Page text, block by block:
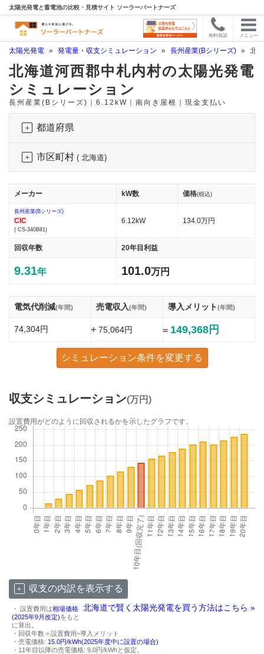
太陽光発電と蓄電池の比較・見積サイト ソーラーパートナーズ
無料相談 メニュー
太陽光発電 » 発電量・収支シミュレーション » 長州産業(Bシリーズ) » 北
北海道河西郡中札内村の太陽光発電
シミュレーション
長州産業(Bシリーズ)｜6.12kW｜南向き屋根｜現金支払い
都道府県
市区町村 ( 北海道)
メーカー kW数 価格(税込)
長州産業(Bシリーズ)
CIC
( CS-340B81)
6.12kW 134.0万円
回収年数 20年目利益
9.31年 101.0万円
電気代削減(年間) 売電収入(年間) 導入メリット(年間)
74,304円 +75,064円 = 149,368円
シミュレーション条件を変更する
収支シミュレーション(万円)
設置費用がどのように回収されるかを示したグラフです。
収支の内訳を表示する
北海道で賢く太陽光発電を買う方法はこちら »
・ 設置費用は相場価格
(2025年9月改定)をもと
に算出。
・回収年数＝設置費用÷導入メリット
・売電価格: 15.0円/kWh(2025年度中に設置の場合)
・11年目以降の売電価格: 9.0円/kWhと仮定。